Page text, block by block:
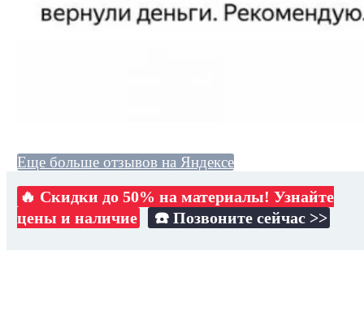
Еще больше отзывов на Яндексе
🔥 Скидки до 50% на материалы! Узнайте
цены и наличие
☎️ Позвоните сейчас >>